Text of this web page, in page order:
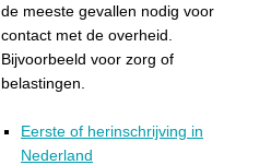
de meeste gevallen nodig voor
contact met de overheid.
Bijvoorbeeld voor zorg of
belastingen.
Eerste of herinschrijving in
Nederland